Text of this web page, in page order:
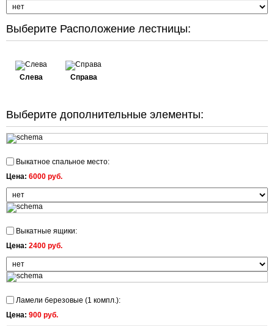
Выберите Расположение лестницы:
Слева Справа
Выберите дополнительные элементы:
Выкатное спальное место:
Цена: 6000 руб.
Выкатные ящики:
Цена: 2400 руб.
Ламели березовые (1 компл.):
Цена: 900 руб.